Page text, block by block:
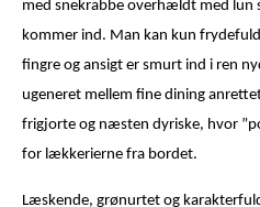
med snekrabbe overhældt med lun
kommer ind. Man kan kun
fingre og ansigt er smurt ind i ren
ugeneret mellem fine dining
frigjorte og næsten dyriske, hvor
for lækkerierne fra bordet.
Læskende, grønurtet og